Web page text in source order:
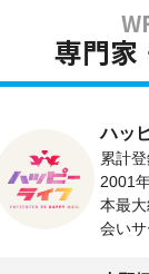
専門家
ハッ
累計
2001
本最
会いサ